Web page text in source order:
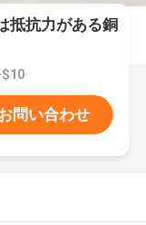
抵抗力がある銅
問い合わせ